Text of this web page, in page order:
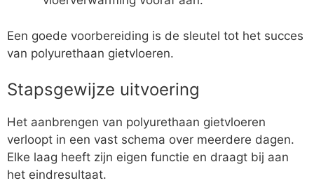
Een goede voorbereiding is de sleutel tot het succes
van polyurethaan gietvloeren.
Stapsgewijze uitvoering
Het aanbrengen van polyurethaan gietvloeren
verloopt in een vast schema over meerdere dagen.
Elke laag heeft zijn eigen functie en draagt bij aan
het eindresultaat.